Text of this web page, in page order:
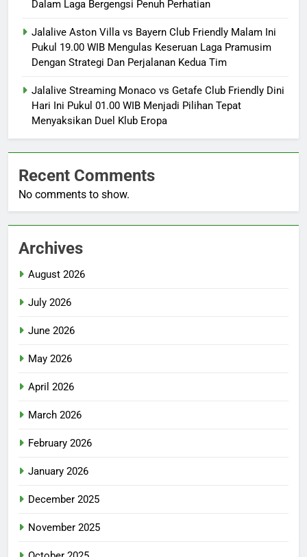
Dalam Laga Bergengsi Penuh Perhatian
Jalalive Aston Villa vs Bayern Club Friendly Malam Ini
Pukul 19.00 WIB Mengulas Keseruan Laga Pramusim
Dengan Strategi Dan Perjalanan Kedua Tim
Jalalive Streaming Monaco vs Getafe Club Friendly Dini
Hari Ini Pukul 01.00 WIB Menjadi Pilihan Tepat
Menyaksikan Duel Klub Eropa
Recent Comments
No comments to show.
Archives
August 2026
July 2026
June 2026
May 2026
April 2026
March 2026
February 2026
January 2026
December 2025
November 2025